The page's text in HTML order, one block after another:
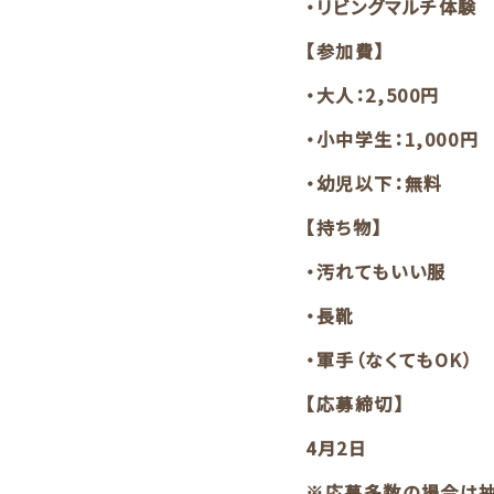
・リビングマルチ体験
【参加費】
・大人：2,500円
・小中学生：1,000円
・幼児以下：無料
【持ち物】
・汚れてもいい服
・長靴
・軍手（なくてもOK）
【応募締切】
4月2日